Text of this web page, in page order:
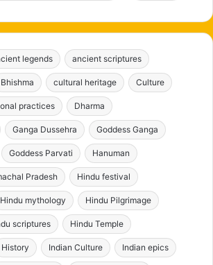
legends ancient scriptures
Bhishma cultural heritage Culture
practices Dharma
Ganga Dussehra Goddess Ganga
Goddess Parvati Hanuman
Pradesh Hindu festival
Hindu mythology Hindu Pilgrimage
scriptures Hindu Temple
History Indian Culture Indian epics